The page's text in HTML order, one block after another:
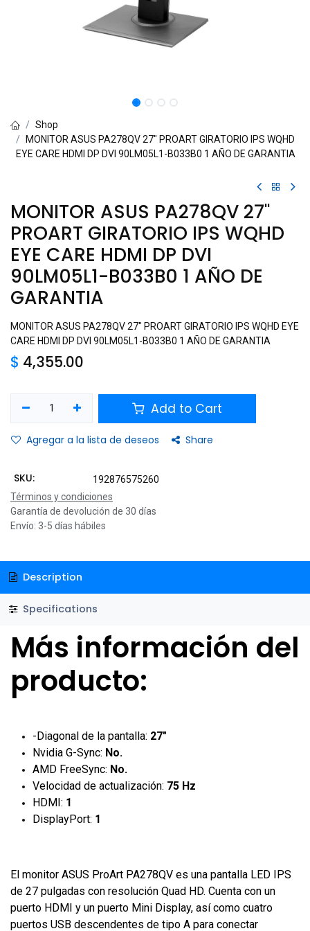
Shop
MONITOR ASUS PA278QV 27" PROART GIRATORIO IPS WQHD
EYE CARE HDMI DP DVI 90LM05L1-B033B0 1 AÑO DE GARANTIA
MONITOR ASUS PA278QV 27"
PROART GIRATORIO IPS WQHD
EYE CARE HDMI DP DVI
90LM05L1-B033B0 1 AÑO DE
GARANTIA
MONITOR ASUS PA278QV 27" PROART GIRATORIO IPS WQHD EYE
CARE HDMI DP DVI 90LM05L1-B033B0 1 AÑO DE GARANTIA
$ 4,355.00
Add to Cart
Agregar a la lista de deseos Share
SKU:
192876575260
Términos y condiciones
Garantía de devolución de 30 días
Envío: 3-5 días hábiles
Description
Specifications
Más información del
producto:
-Diagonal de la pantalla: 27"
Nvidia G-Sync: No.
AMD FreeSync: No.
Velocidad de actualización: 75 Hz
HDMI: 1
DisplayPort: 1
El monitor ASUS ProArt PA278QV es una pantalla LED IPS
de 27 pulgadas con resolución Quad HD. Cuenta con un
puerto HDMI y un puerto Mini Display, así como cuatro
puertos USB descendentes de tipo A para conectar